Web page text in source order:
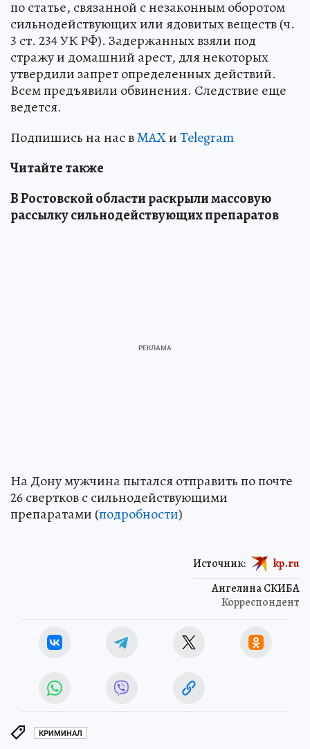
по статье, связанной с незаконным оборотом
сильнодействующих или ядовитых веществ (ч.
3 ст. 234 УК РФ). Задержанных взяли под
стражу и домашний арест, для некоторых
утвердили запрет определенных действий.
Всем предъявили обвинения. Следствие еще
ведется.
Подпишись на нас вMAXиTelegram
Читайте также
В Ростовской области раскрыли массовую
рассылку сильнодействующих препаратов
На Дону мужчина пытался отправить по почте
26 свертков с сильнодействующими
препаратами (подробности)
Ангелина СКИБА
Корреспондент
Источник: kp.ru
КРИМИНАЛ